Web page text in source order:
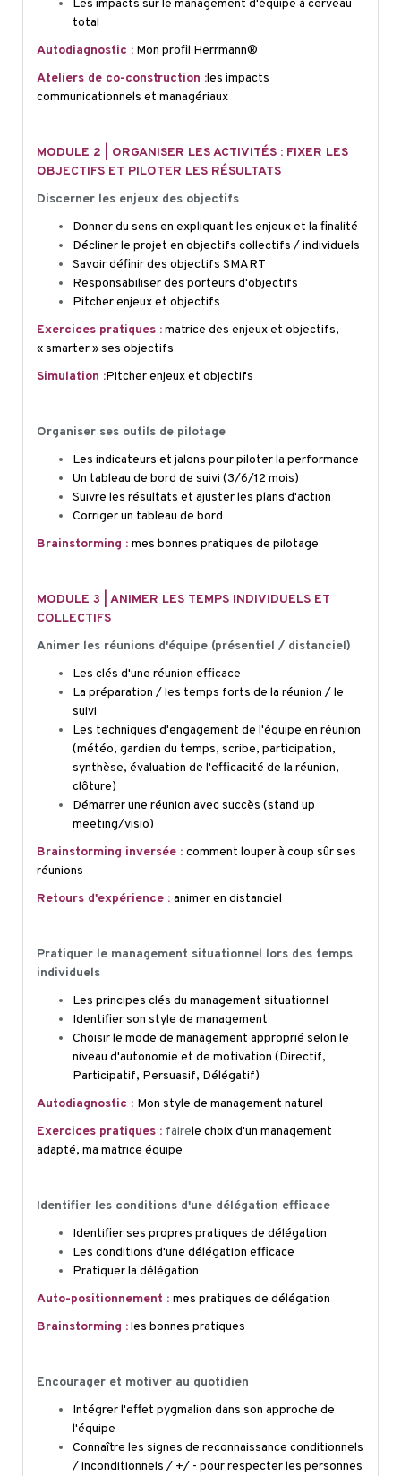
Les impacts sur le management d'équipe à cerveau
total
Autodiagnostic : Mon profil Herrmann®
Ateliers de co-construction :les impacts
communicationnels et managériaux
MODULE 2 | ORGANISER LES ACTIVITÉS : FIXER LES
OBJECTIFS ET PILOTER LES RÉSULTATS
Discerner les enjeux des objectifs
Donner du sens en expliquant les enjeux et la finalité
Décliner le projet en objectifs collectifs / individuels
Savoir définir des objectifs SMART
Responsabiliser des porteurs d'objectifs
Pitcherenjeux et objectifs
Exercices pratiques :matrice des enjeux et objectifs,
«smarter» ses objectifs
Simulation :Pitcherenjeux et objectifs
Organiser ses outils de pilotage
Les indicateurs et jalons pour piloter la performance
Un tableau de bord de suivi (3/6/12 mois)
Suivre les résultats et ajuster les plans d'action
Corriger un tableau de bord
Brainstorming : mes bonnes pratiques de pilotage
MODULE 3 | ANIMER LES TEMPS INDIVIDUELS ET
COLLECTIFS
Animer les réunions d'équipe (présentiel / distanciel)
Les clés d'une réunion efficace
La préparation / les temps forts de la réunion / le
suivi
Les techniques d'engagement de l'équipe en réunion
(météo, gardien du temps, scribe, participation,
synthèse, évaluation de l'efficacité de la réunion,
clôture)
Démarrer une réunion avec succès (stand up
meeting/visio)
Brainstorming inversée : comment louper à coup sûr ses
réunions
Retours d'expérience : animer en distanciel
Pratiquer le management situationnel lors des temps
individuels
Les principes clés du management situationnel
Identifier son style de management
Choisir le mode de management approprié selon le
niveau d'autonomie et de motivation (Directif,
Participatif, Persuasif, Délégatif)
Autodiagnostic : Mon style de management naturel
Exercices pratiques : fairele choix d'un management
adapté, ma matrice équipe
Identifier les conditions d'une délégation efficace
Identifier ses propres pratiques de délégation
Les conditions d'une délégation efficace
Pratiquer la délégation
Auto-positionnement : mes pratiques de délégation
Brainstorming :les bonnes pratiques
Encourager et motiver au quotidien
Intégrer l'effet pygmalion dans son approche de
l'équipe
Connaître les signes de reconnaissance conditionnels
/ inconditionnels / +/ - pour respecter les personnes